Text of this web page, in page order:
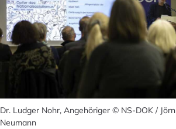
Dr. Ludger Nohr, Angehöriger © NS-DOK / Jörn
Neumann